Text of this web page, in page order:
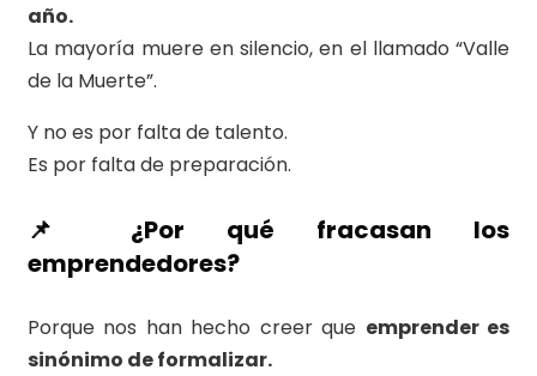
año.
La mayoría muere en silencio, en el llamado “Valle
de la Muerte”.
Y no es por falta de talento.
Es por falta de preparación.
📌 ¿Por qué fracasan los
emprendedores?
Porque nos han hecho creer que emprender es
sinónimo de formalizar.